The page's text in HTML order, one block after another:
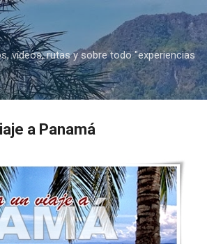
principal
vídeos, rutas y sobre todo "experiencias
a Panamá